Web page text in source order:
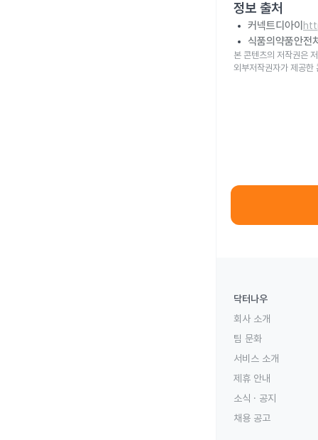
정보 출처
커넥트디아이
식품의약품안전
본 콘텐츠의 저작권은
외부저작권자가 제공한
닥터나우
회사 소개
팀 문화
서비스 소개
제휴 안내
소식 · 공지
채용 공고